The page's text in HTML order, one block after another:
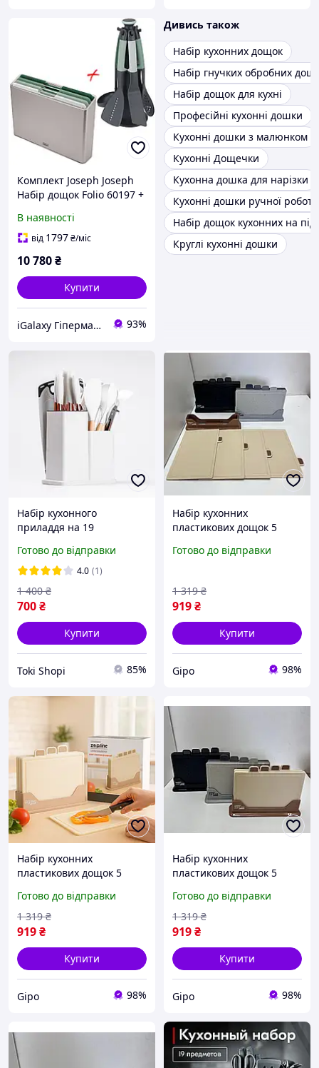
Комплект Joseph Joseph
Набір дощок Folio 60197 +
приладдя 10540
В наявності
від 1797₴/міс
10 780₴
Купити
iGalaxy Гіпермаркет подарунків 93%
Дивись також
Набір кухонних дощок
Набір гнучких обробних
Набір дощок для кухні
Професійні кухонні дошки
Кухонні дошки з малюнком
Кухонні Дощечки
Кухонна дошка для нарізки
Кухонні дошки ручної роботи
Набір дощок кухонних на
Круглі кухонні дошки
Набір кухонного
приладдя на 19
набором ножів на
підставці з обробною
дошкою Toki Shopi
Готово до відправки
4.0 (1)
700₴
1 400 ₴
Купити
Tokі Shopі 85%
Набір кухонних
пластикових дощок 5
коричневий /
для нарізання продуктів
Готово до відправки
919₴
1 319 ₴
Купити
Gipo 98%
Набір кухонних
пластикових дощок 5
бежевий / Двостороннє
приладдя для нарізання
продуктів
Готово до відправки
919₴
1 319 ₴
Купити
Gipo 98%
Набір кухонних
пластикових дощок 5
чорний / Двостороннє
приладдя для нарізання
продуктів
Готово до відправки
919₴
1 319 ₴
Купити
Gipo 98%